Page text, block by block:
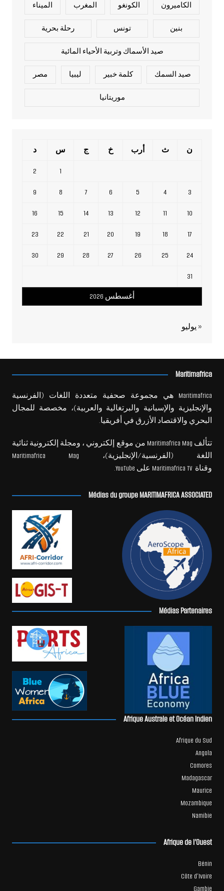
الكاميرون الكونغو المغرب الميناء
بنين تونس رحلة بحرية
صيد الأسماك وتربية الأحياء المائية
صيد السمك كلمة خبير ليبيا مصر
موريتانيا
أغسطس 2026
ن ث أرب خ ج س د
1
2
3
4
5
6
7
8
9
10
11
12
13
14
15
16
17
18
19
20
21
22
23
24
25
26
27
28
29
30
31
« يوليو
Maritimafrica
Maritimafrica هي مجموعة صحفية متعددة اللغات (الفرنسية
والإنجليزية والإسبانية والبرتغالية والعربية)، مخصصة للمجال
البحري والاقتصاد الأزرق في أفريقيا.
تتألف Maritimafrica Mag من موقع إلكتروني ، ومجلة إلكترونية ثنائية
اللغة (الفرنسية/الإنجليزية)، Maritimafrica Mag
وقناة Maritimafrica TV على YouTube.
Médias du groupe MARITIMAFRICA ASSOCIATED
Médias Partenaires
Afrique Australe et Océan Indien
Afrique du Sud
Angola
Comores
Madagascar
Maurice
Mozambique
Namibie
Afrique de l’Ouest
Bénin
Côte d’Ivoire
Gambie